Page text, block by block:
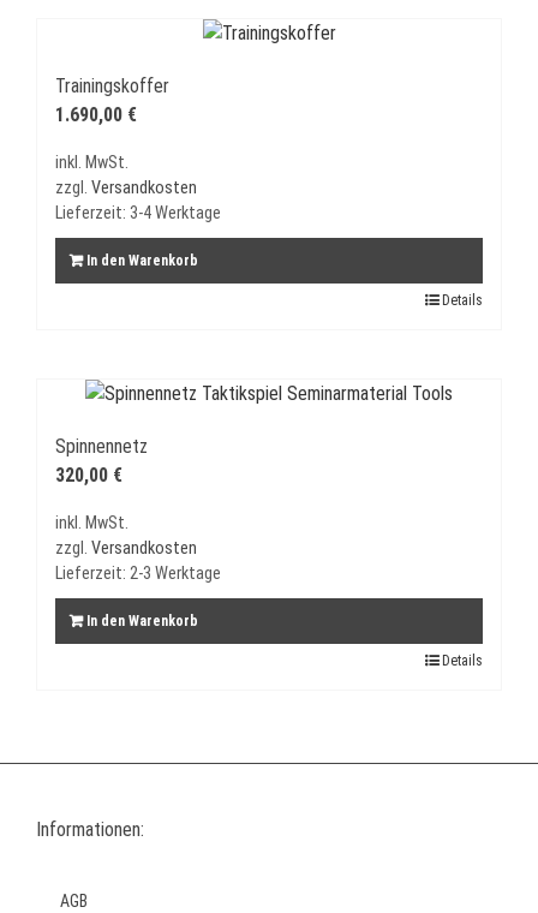
Trainingskoffer
1.690,00 €
inkl. MwSt.
zzgl. Versandkosten
Lieferzeit: 3-4 Werktage
In den Warenkorb
Details
Spinnennetz
320,00 €
inkl. MwSt.
zzgl. Versandkosten
Lieferzeit: 2-3 Werktage
In den Warenkorb
Details
Informationen:
AGB